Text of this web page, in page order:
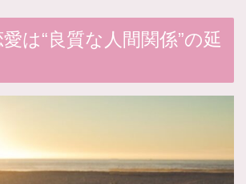
は“良質な人間関係”の延